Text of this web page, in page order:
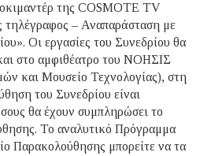
της COSMOTE TV
τηλέγραφος – Αναπαράσταση με
Οι εργασίες του Συνεδρίου θα
στο αμφιθέατρο του ΝΟΗΣΙΣ
και Μουσείο Τεχνολογίας), στη
του Συνεδρίου είναι
θα έχουν συμπληρώσει το
Το αναλυτικό Πρόγραμμα
Παρακολούθησης μπορείτε να τα